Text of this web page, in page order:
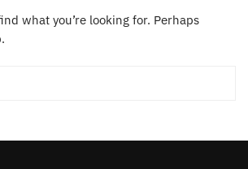
what you’re looking for. Perhaps